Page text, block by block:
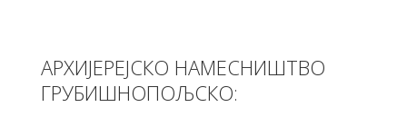
АРХИЈЕРЕЈСКО НАМЕСНИШТВО
ГРУБИШНОПОЉСКО: